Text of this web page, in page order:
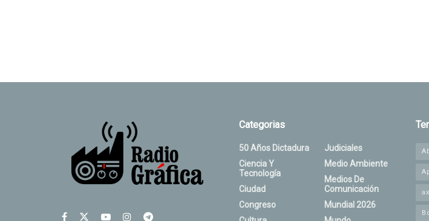
Categorias
50 Años Dictadura
Ciencia Y
Tecnología
Ciudad
Congreso
Judiciales
Medio Ambiente
Medios De
Comunicación
Mundial 2026